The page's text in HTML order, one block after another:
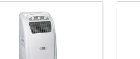
Painepesurit